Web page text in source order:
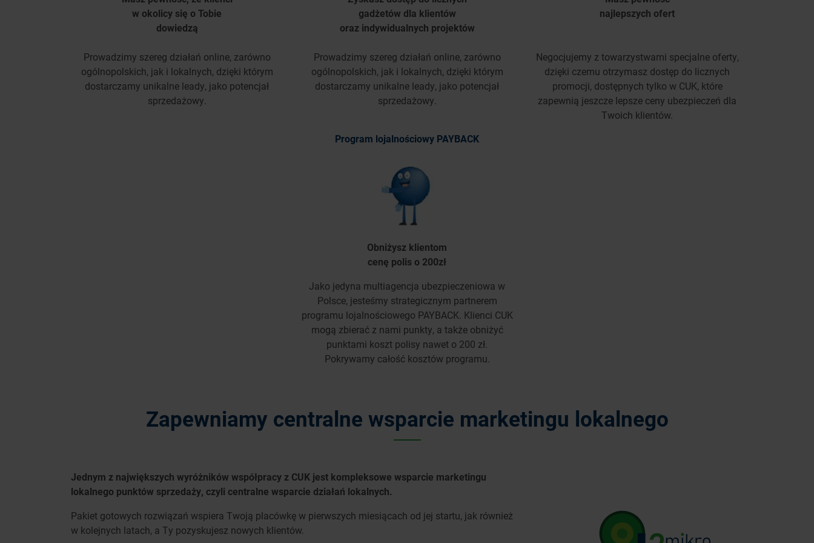
w okolicy się o Tobie
dowiedzą
Prowadzimy szereg działań online, zarówno
ogólnopolskich, jak i lokalnych, dzięki którym
dostarczamy unikalne leady, jako potencjał
sprzedażowy.
gadżetów dla klientów
oraz indywidualnych projektów
Prowadzimy szereg działań online, zarówno
ogólnopolskich, jak i lokalnych, dzięki którym
dostarczamy unikalne leady, jako potencjał
sprzedażowy.
najlepszych ofert
Negocjujemy z towarzystwami specjalne oferty,
dzięki czemu otrzymasz dostęp do licznych
promocji, dostępnych tylko w CUK, które
zapewnią jeszcze lepsze ceny ubezpieczeń dla
Twoich klientów.
Program lojalnościowy PAYBACK
Obniżysz klientom
cenę polis o 200zł
Jako jedyna multiagencja ubezpieczeniowa w
Polsce, jesteśmy strategicznym partnerem
programu lojalnościowego PAYBACK. Klienci CUK
mogą zbierać z nami punkty, a także obniżyć
punktami koszt polisy nawet o 200 zł.
Pokrywamy całość kosztów programu.
Zapewniamy centralne wsparcie marketingu lokalnego
Jednym z największych wyróżników współpracy z CUK jest kompleksowe wsparcie marketingu
lokalnego punktów sprzedaży, czyli centralne wsparcie działań lokalnych.
Pakiet gotowych rozwiązań wspiera Twoją placówkę w pierwszych miesiącach od jej startu, jak również
w kolejnych latach, a Ty pozyskujesz nowych klientów.